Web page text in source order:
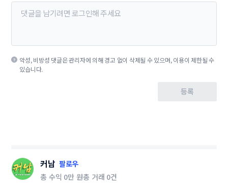
악성, 비방성 댓글은 관리자에 의해 경고 없이 삭제될 수 있으며, 이용이 제한될 수
있습니다.
등록
커남 팔로우
총 수익 0만 원총 거래 0건